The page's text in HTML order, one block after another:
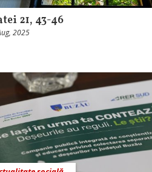
21, 43-46
2025